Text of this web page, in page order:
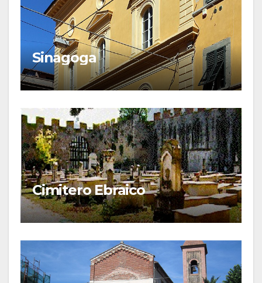
Sinagoga
Cimitero Ebraico